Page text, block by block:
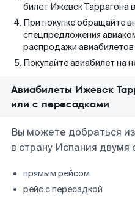
билет Ижевск Таррагона
При покупке обращайте
спецпредложения
распродажи авиабилетов
Покупайте авиабилет на
Авиабилеты Ижевск
или с пересадками
Вы можете добраться
в страну Испания двумя
прямым рейсом
рейс с пересадкой